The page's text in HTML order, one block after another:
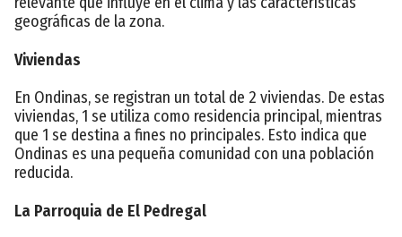
geográficas de la zona.
Viviendas
En Ondinas, se registran un total de 2 viviendas. De estas
viviendas, 1 se utiliza como residencia principal, mientras
que 1 se destina a fines no principales. Esto indica que
Ondinas es una pequeña comunidad con una población
reducida.
La Parroquia de El Pedregal